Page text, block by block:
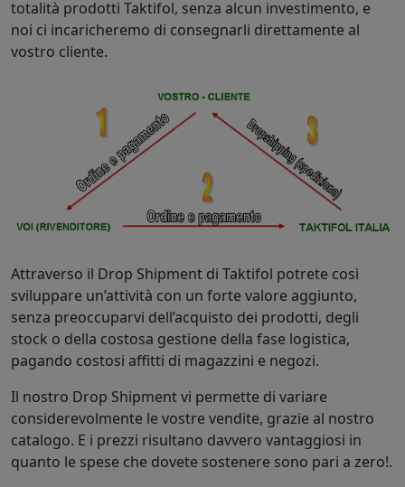
totalità prodotti Taktifol, senza alcun investimento, e
noi ci incaricheremo di consegnarli direttamente al
vostro cliente.
Attraverso il Drop Shipment di Taktifol potrete così
sviluppare un’attività con un forte valore aggiunto,
senza preoccuparvi dell’acquisto dei prodotti, degli
stock o della costosa gestione della fase logistica,
pagando costosi affitti di magazzini e negozi.
Il nostro Drop Shipment vi permette di variare
considerevolmente le vostre vendite, grazie al nostro
catalogo. E i prezzi risultano davvero vantaggiosi in
quanto le spese che dovete sostenere sono pari a zero!.